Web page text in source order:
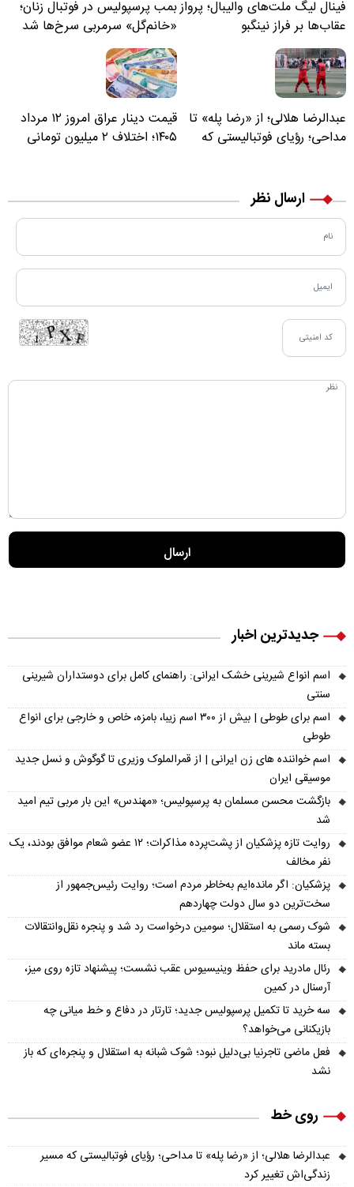
فینال لیگ ملت‌های والیبال؛ پرواز
عقاب‌ها بر فراز نینگبو
بمب پرسپولیس در فوتبال زنان؛
«خانم‌گل» سرمربی سرخ‌ها شد
عبدالرضا هلالی؛ از «رضا پله» تا
مداحی؛ رؤیای فوتبالیستی که
قیمت دینار عراق امروز ۱۲ مرداد
۱۴۰۵؛ اختلاف ۲ میلیون تومانی
ارسال نظر
جدیدترین اخبار
اسم انواع شیرینی خشک ایرانی: راهنمای کامل برای دوستداران شیرینی
سنتی
اسم برای طوطی | بیش از ۳۰۰ اسم زیبا، بامزه، خاص و خارجی برای انواع
طوطی
اسم خواننده های زن ایرانی | از قمرالملوک وزیری تا گوگوش و نسل جدید
موسیقی ایران
بازگشت محسن مسلمان به پرسپولیس؛ «مهندس» این بار مربی تیم امید
شد
روایت تازه پزشکیان از پشت‌پرده مذاکرات؛ ۱۲ عضو شعام موافق بودند، یک
نفر مخالف
پزشکیان: اگر مانده‌ایم به‌خاطر مردم است؛ روایت رئیس‌جمهور از
سخت‌ترین دو سال دولت چهاردهم
شوک رسمی به استقلال؛ سومین درخواست رد شد و پنجره نقل‌وانتقالات
بسته ماند
رئال مادرید برای حفظ وینیسیوس عقب نشست؛ پیشنهاد تازه روی میز،
آرسنال در کمین
سه خرید تا تکمیل پرسپولیس جدید؛ تارتار در دفاع و خط میانی چه
بازیکنانی می‌خواهد؟
فعل ماضی تاجرنیا بی‌دلیل نبود؛ شوک شبانه به استقلال و پنجره‌ای که باز
نشد
روی خط
عبدالرضا هلالی؛ از «رضا پله» تا مداحی؛ رؤیای فوتبالیستی که مسیر
زندگی‌اش تغییر کرد